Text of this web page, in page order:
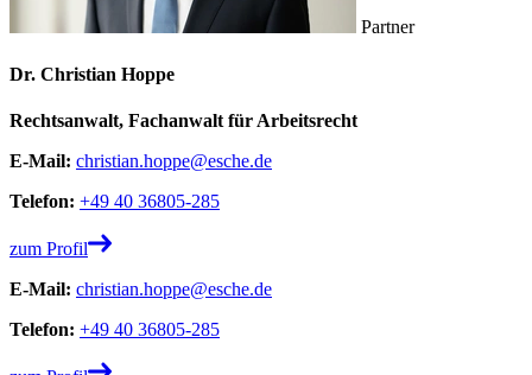
Partner
Dr. Christian Hoppe
Rechtsanwalt, Fachanwalt für Arbeitsrecht
E-Mail: christian.hoppe@esche.de
Telefon: +49 40 36805-285
zum Profil
E-Mail: christian.hoppe@esche.de
Telefon: +49 40 36805-285